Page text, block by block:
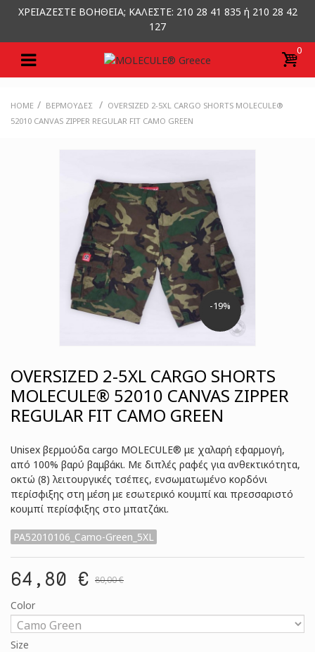
ΧΡΕΙΑΖΕΣΤΕ ΒΟΗΘΕΙΑ; ΚΑΛΕΣΤΕ: 210 28 41 835 ή 210 28 42
127
0
HOME / ΒΕΡΜΟΎΔΕΣ / OVERSIZED 2-5XL CARGO SHORTS MOLECULE®
52010 CANVAS ZIPPER REGULAR FIT CAMO GREEN
-19%
OVERSIZED 2-5XL CARGO SHORTS
MOLECULE® 52010 CANVAS ZIPPER
REGULAR FIT CAMO GREEN
Unisex βερμούδα cargo MOLECULE® με χαλαρή εφαρμογή,
από 100% βαρύ βαμβάκι. Με διπλές ραφές για ανθεκτικότητα,
οκτώ (8) λειτουργικές τσέπες, ενσωματωμένο κορδόνι
περίσφιξης στη μέση με εσωτερικό κουμπί και πρεσσαριστό
κουμπί περίσφιξης στo μπατζάκι.
PA52010106_Camo-Green_5XL
64,80 € 80,00 €
Color
Size